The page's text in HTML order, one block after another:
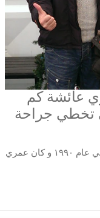
عائشة كم
تخطي جراحة
"لقد تم تشخيصي بإلتهاب القولون التقرحي في عام ١٩٩٠ و كان عمري